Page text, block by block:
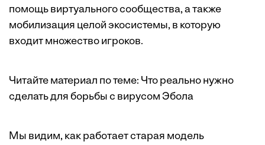
помощь виртуального сообщества, а также
мобилизация целой экосистемы, в которую
входит множество игроков.
Читайте материал по теме: Что реально нужно
сделать для борьбы с вирусом Эбола
Мы видим, как работает старая модель